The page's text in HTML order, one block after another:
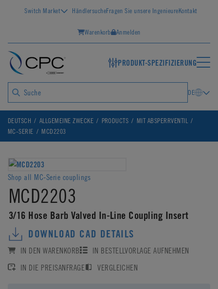
Switch Market HändlersucheFragen Sie unsere IngenieureKontakt
Warenkorb Anmelden
PRODUKT-SPEZIFIZIERUNG
DE
DEUTSCH ALLGEMEINE ZWECKE PRODUCTS
MIT ABSPERRVENTIL
MC-SERIE
MCD2203
Shop all MC-Serie couplings
MCD2203
3/16 Hose Barb Valved In-Line Coupling Insert
DOWNLOAD CAD DETAILS
IN DEN WARENKORB
IN BESTELLVORLAGE AUFNEHMEN
IN DIE PREISANFRAGE
VERGLEICHEN